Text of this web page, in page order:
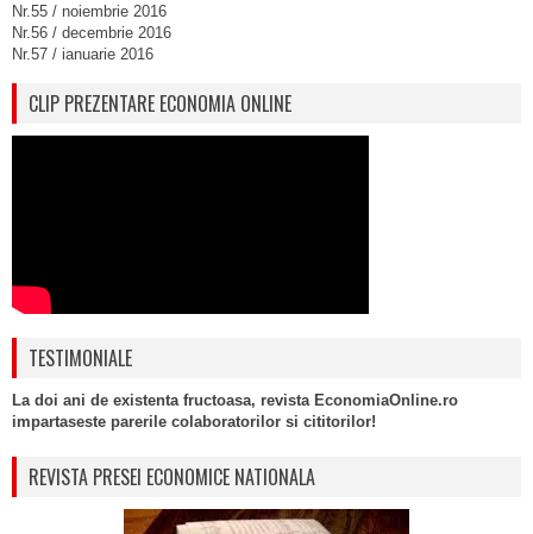
Nr.55 / noiembrie 2016
Nr.56 / decembrie 2016
Nr.57 / ianuarie 2016
CLIP PREZENTARE ECONOMIA ONLINE
TESTIMONIALE
La doi ani de existenta fructoasa, revista EconomiaOnline.ro
impartaseste parerile colaboratorilor si cititorilor!
REVISTA PRESEI ECONOMICE NATIONALA